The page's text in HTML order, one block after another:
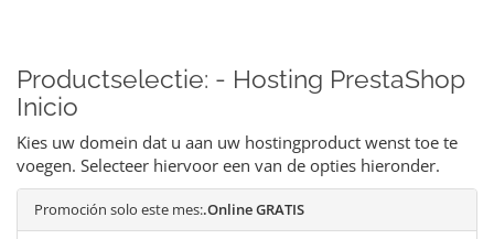
Productselectie: - Hosting PrestaShop
Inicio
Kies uw domein dat u aan uw hostingproduct wenst toe te
voegen. Selecteer hiervoor een van de opties hieronder.
Promoción solo este mes:.Online GRATIS